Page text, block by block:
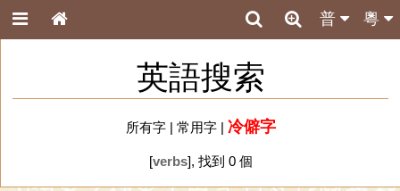
粵
普
英語搜索
所有字| 常用字| 冷僻字
[verbs], 找到 0 個